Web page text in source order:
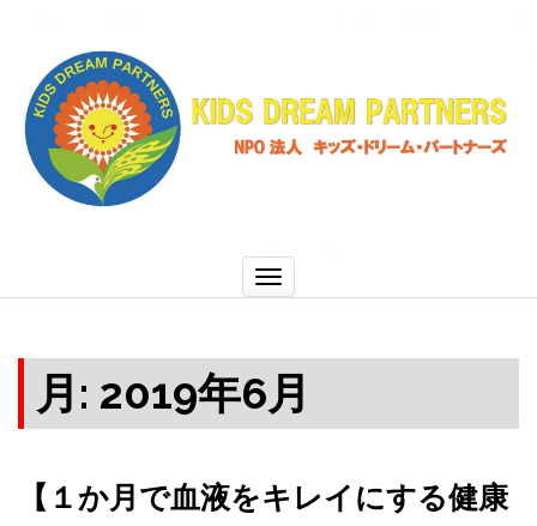
ナ
ビ
ゲ
ー
月: 2019年6月
【１か月で血液をキレイにする健康